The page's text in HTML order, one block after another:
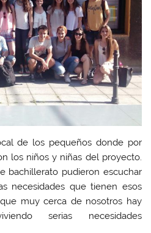
de los pequeños donde por
los niños y niñas del proyecto.
bachillerato pudieron escuchar
necesidades que tienen esos
muy cerca de nosotros hay
serias necesidades